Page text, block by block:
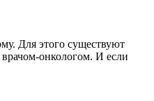
Для этого существуют
онкологом. И если